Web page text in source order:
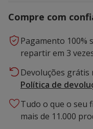
Compre com
Pagamento 100%
repartir em 3
Devoluções grátis
Política de
Tudo o que o seu
mais de 11.000